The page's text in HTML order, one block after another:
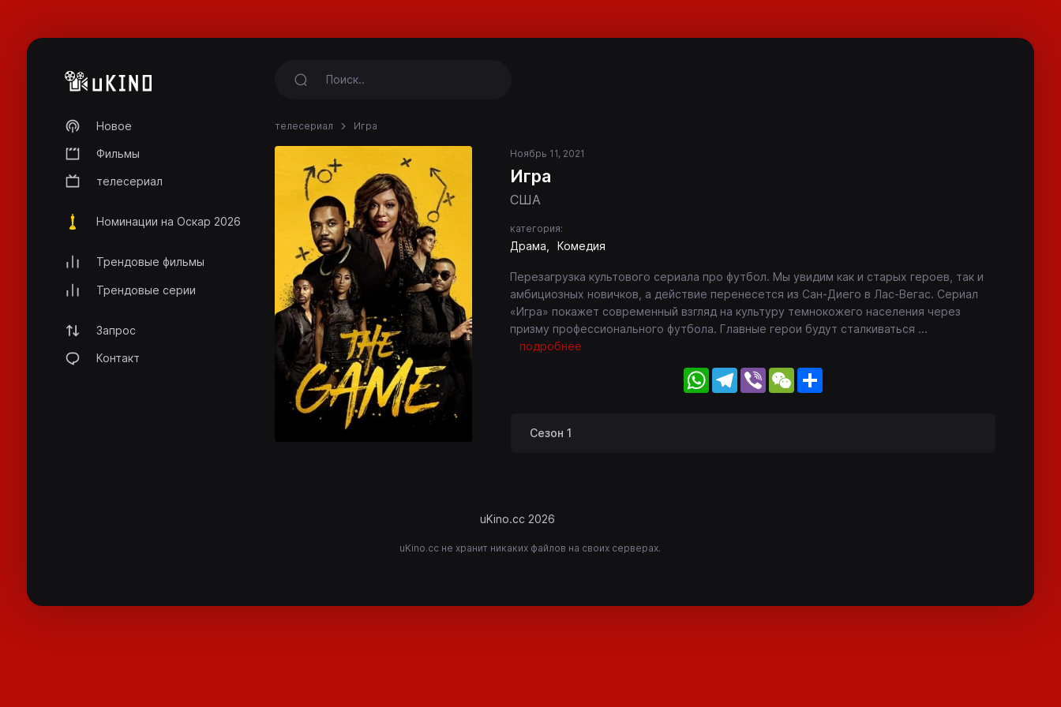
Новое
Фильмы
телесериал
Номинации на Оскар 2026
Трендовые фильмы
Трендовые серии
Запрос
Контакт
телесериал Игра
Ноябрь 11, 2021
Игра
США
категория:
Драма Комедия
Перезагрузка культового сериала про футбол. Мы увидим как и старых героев, так и
амбициозных новичков, а действие перенесется из Сан-Диего в Лас-Вегас. Сериал
«Игра» покажет современный взгляд на культуру темнокожего населения через
призму профессионального футбола. Главные герои будут сталкиваться ...
подробнее
WhatsApp
Telegram
Viber WeChat
Сезон 1
uKino.cc 2026
uKino.cc не хранит никаких файлов на своих серверах.